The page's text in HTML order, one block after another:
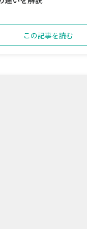
この記事を読む